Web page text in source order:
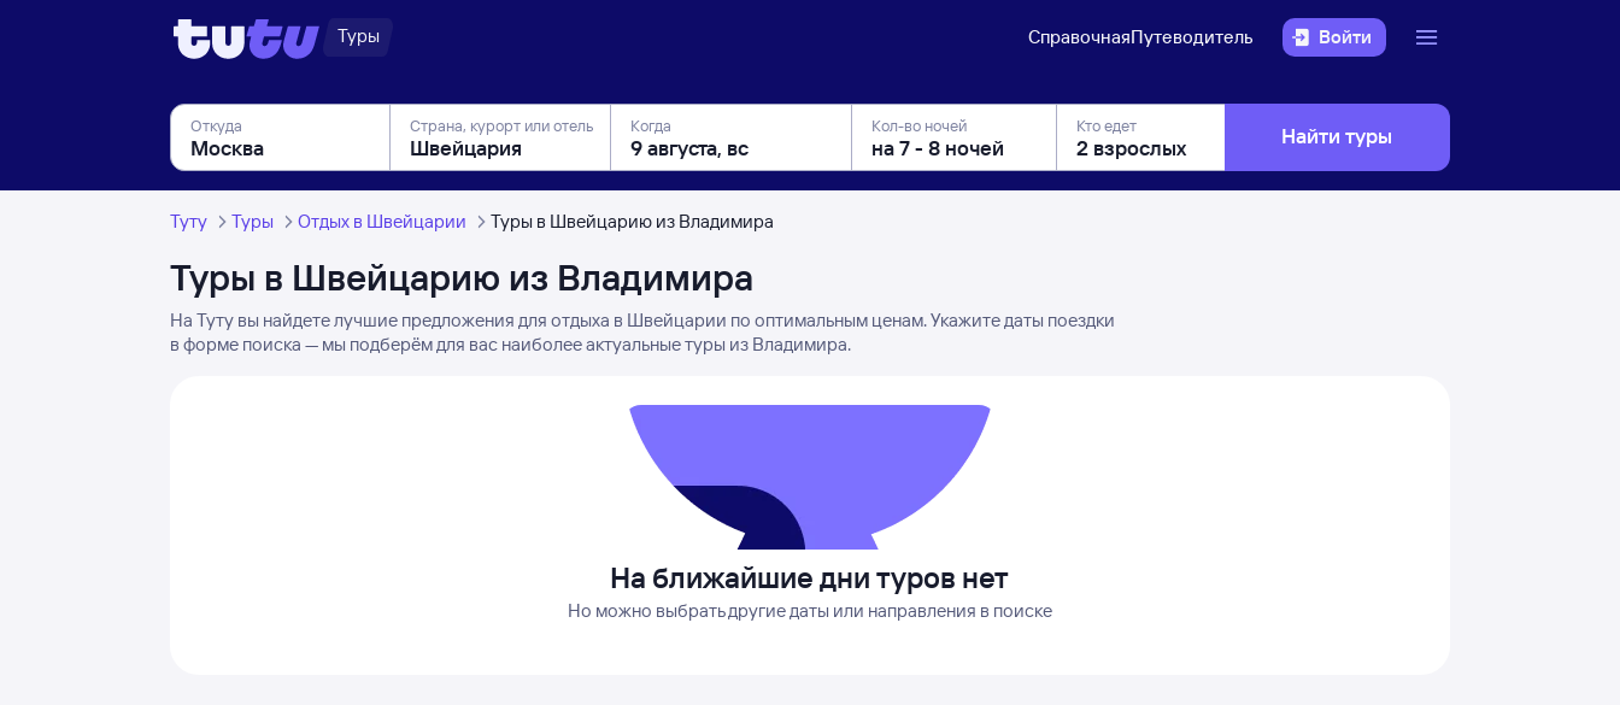
Туры СправочнаяПутеводитель Войти
Откуда Страна, курорт или отель Когда Кол-во ночей Кто едет Найти туры
Туту Туры Отдых в Швейцарии Туры в Швейцарию из Владимира
Туры в Швейцарию из Владимира
На Туту вы найдете лучшие предложения для отдыха в Швейцарии по оптимальным ценам. Укажите даты поездки
в форме поиска — мы подберём для вас наиболее актуальные туры из Владимира.
На ближайшие дни туров нет
Но можно выбрать другие даты или направления в поиске